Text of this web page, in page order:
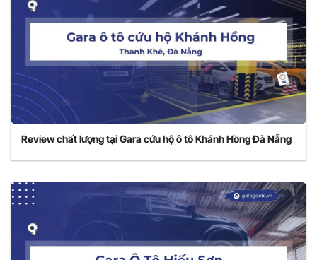
Review chất lượng tại Gara cứu hộ ô tô Khánh Hồng Đà Nẵng